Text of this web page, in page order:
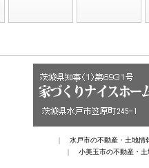
｜ 水戸市の不動産・土地情
｜ 小美玉市の不動産・土